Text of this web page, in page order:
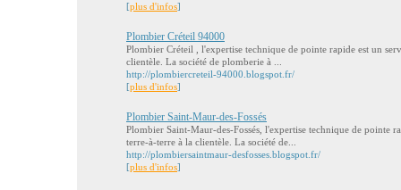
[plus d'infos]
Plombier Créteil 94000
Plombier Créteil , l'expertise technique de pointe rapide est un
clientèle. La société de plomberie à ...
http://plombiercreteil-94000.blogspot.fr/
[plus d'infos]
Plombier Saint-Maur-des-Fossés
Plombier Saint-Maur-des-Fossés, l'expertise technique de pointe
terre-à-terre à la clientèle. La société de...
http://plombiersaintmaur-desfosses.blogspot.fr/
[plus d'infos]